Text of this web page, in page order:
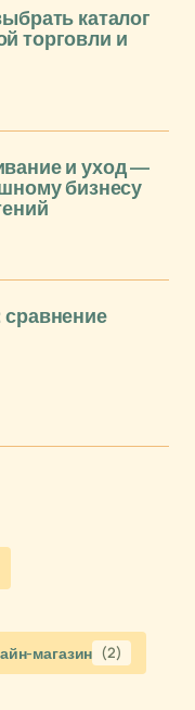
каталог
торговли и
и уход —
бизнесу
магазин (2)